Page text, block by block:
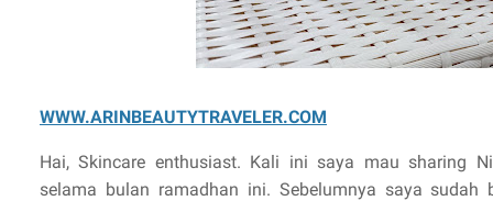
WWW.ARINBEAUTYTRAVELER.COM
Hai, Skincare enthusiast. Kali ini saya mau sharing
selama bulan ramadhan ini. Sebelumnya saya sudah